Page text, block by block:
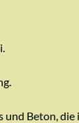
und Beton, die